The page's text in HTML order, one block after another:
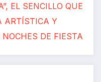
EL SENCILLO QUE
ARTÍSTICA Y
DE FIESTA